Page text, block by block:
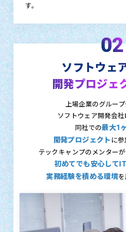
す。
02
ソフトウェ
開発プロジェ
上場企業のグルー
ソフトウェア開発会
同社での最大1
開発プロジェクト に参
テックキャンプのメンター
初めてでも安心して
実務経験を積める環境を